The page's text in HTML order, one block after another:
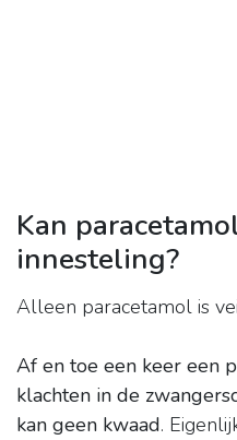
Kan
innesteling?
Alleen paracetamol is
Af en toe een keer een
klachten in de
kan geen kwaad.